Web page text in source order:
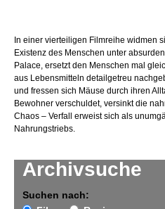
Archivsuche
Suchen nach:
In einer vierteiligen Filmreihe widmen
Existenz des Menschen unter
Palace, ersetzt den Menschen mal
aus Lebensmitteln detailgetreu
und fressen sich Mäuse durch ihren
Bewohner verschuldet, versinkt die
Chaos – Verfall erweist sich als
Nahrungstriebs.